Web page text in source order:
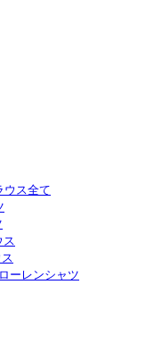
ウス全て
ス
ーレンシャツ